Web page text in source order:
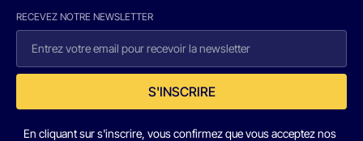
RECEVEZ NOTRE NEWSLETTER
S'INSCRIRE
En cliquant sur s'inscrire, vous confirmez que vous acceptez nos